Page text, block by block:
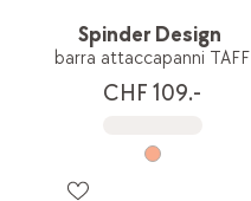
Spinder Design
barra attaccapanni TAFF
CHF 109.-